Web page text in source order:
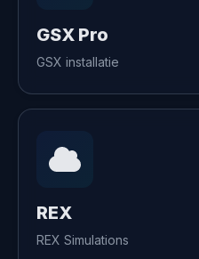
GSX Pro
GSX installatie
REX
REX Simulations